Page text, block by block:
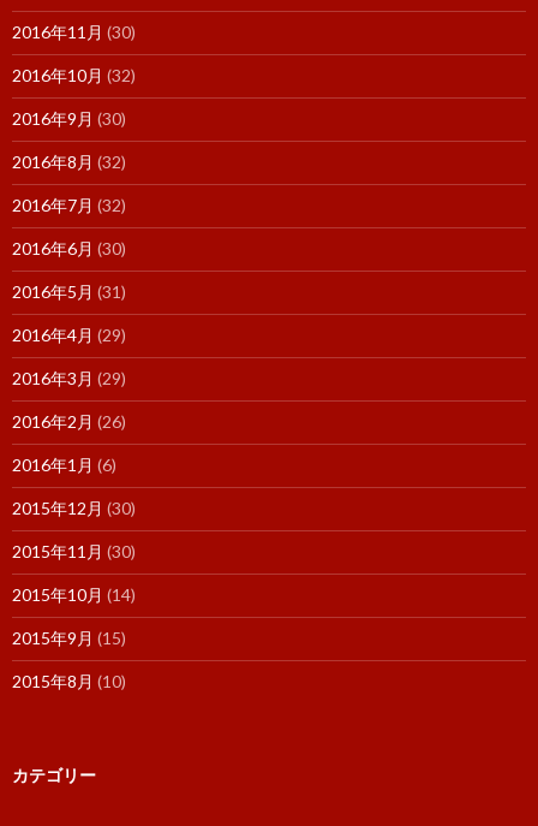
2016年11月 (30)
2016年10月 (32)
2016年9月 (30)
2016年8月 (32)
2016年7月 (32)
2016年6月 (30)
2016年5月 (31)
2016年4月 (29)
2016年3月 (29)
2016年2月 (26)
2016年1月 (6)
2015年12月 (30)
2015年11月 (30)
2015年10月 (14)
2015年9月 (15)
2015年8月 (10)
カテゴリー